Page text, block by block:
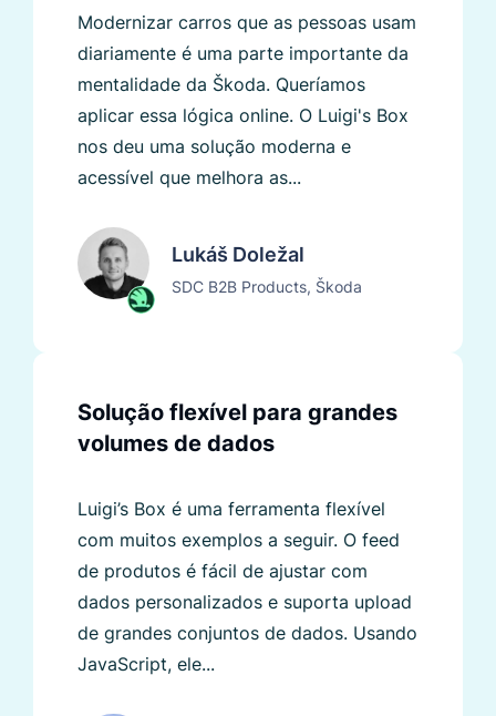
Modernizar carros que as pessoas usam
diariamente é uma parte importante da
mentalidade da Škoda. Queríamos
aplicar essa lógica online. O Luigi's Box
nos deu uma solução moderna e
acessível que melhora as...
Lukáš Doležal
SDC B2B Products, Škoda
Solução flexível para grandes
volumes de dados
Luigi’s Box é uma ferramenta flexível
com muitos exemplos a seguir. O feed
de produtos é fácil de ajustar com
dados personalizados e suporta upload
de grandes conjuntos de dados. Usando
JavaScript, ele...